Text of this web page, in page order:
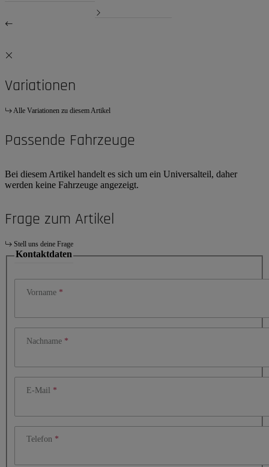
Variationen
Alle Variationen zu diesem Artikel
Passende Fahrzeuge
Bei diesem Artikel handelt es sich um ein Universalteil, daher
werden keine Fahrzeuge angezeigt.
Frage zum Artikel
Stell uns deine Frage
Kontaktdaten
Vorname
Nachname
E-Mail
Telefon